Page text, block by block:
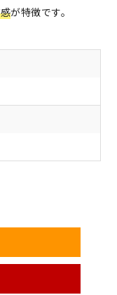
が特徴です。